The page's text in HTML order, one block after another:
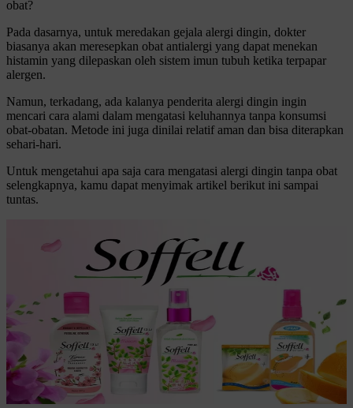
obat?
Pada dasarnya, untuk meredakan gejala alergi dingin, dokter
biasanya akan meresepkan obat antialergi yang dapat menekan
histamin yang dilepaskan oleh sistem imun tubuh ketika terpapar
alergen.
Namun, terkadang, ada kalanya penderita alergi dingin ingin
mencari cara alami dalam mengatasi keluhannya tanpa konsumsi
obat-obatan. Metode ini juga dinilai relatif aman dan bisa diterapkan
sehari-hari.
Untuk mengetahui apa saja cara mengatasi alergi dingin tanpa obat
selengkapnya, kamu dapat menyimak artikel berikut ini sampai
tuntas.